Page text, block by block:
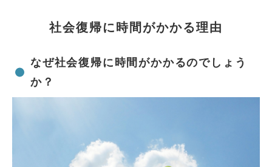
社会復帰に時間がかかる理由
なぜ社会復帰に時間がかかるのでしょう
か？